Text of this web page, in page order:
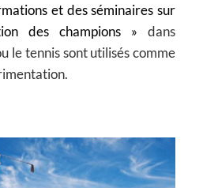
et des séminaires sur
des champions » dans
le tennis sont utilisés comme